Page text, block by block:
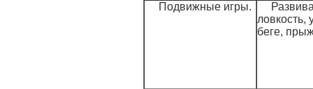
Подвижные игры.
ловкость,
беге,